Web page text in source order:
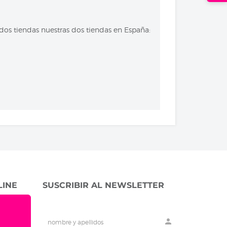
tiendas nuestras dos tiendas en España:
SUSCRIBIR AL NEWSLETTER
person